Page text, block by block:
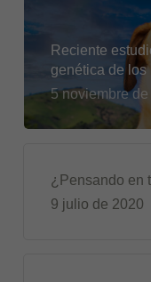
Reciente
genética de los
5 noviembre de
¿Pensando en
9 julio de 2020